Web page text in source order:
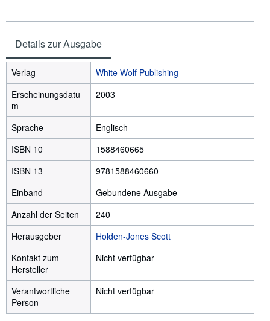
Details zur Ausgabe
Verlag
White Wolf Publishing
Erscheinungsdatu
m
2003
Sprache
Englisch
ISBN 10
1588460665
ISBN 13
9781588460660
Einband
Gebundene Ausgabe
Anzahl der Seiten
240
Herausgeber
Holden-Jones Scott
Kontakt zum
Hersteller
Nicht verfügbar
Verantwortliche
Person
Nicht verfügbar